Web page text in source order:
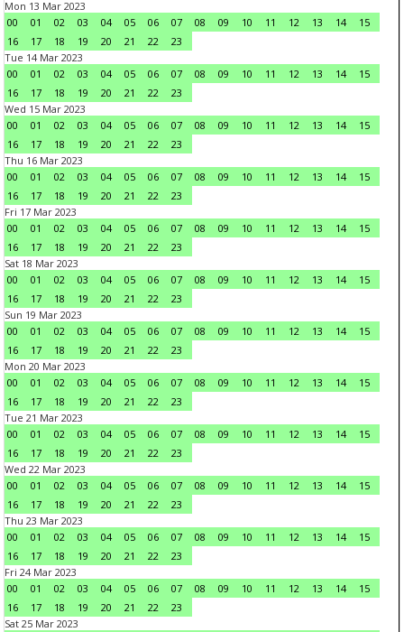
Mon 13 Mar 2023
00
01 02 03 04 05 06 07 08 09 10 11 12 13 14
15
16
17 18 19 20 21 22
23
Tue 14 Mar 2023
00
01 02 03 04 05 06 07 08 09 10 11 12 13 14
15
16
17 18 19 20 21 22
23
Wed 15 Mar 2023
00
01 02 03 04 05 06 07 08 09 10 11 12 13 14
15
16
17 18 19 20 21 22
23
Thu 16 Mar 2023
00
01 02 03 04 05 06 07 08 09 10 11 12 13 14
15
16
17 18 19 20 21 22
23
Fri 17 Mar 2023
00
01 02 03 04 05 06 07 08 09 10 11 12 13 14
15
16
17 18 19 20 21 22
23
Sat 18 Mar 2023
00
01 02 03 04 05 06 07 08 09 10 11 12 13 14
15
16
17 18 19 20 21 22
23
Sun 19 Mar 2023
00
01 02 03 04 05 06 07 08 09 10 11 12 13 14
15
16
17 18 19 20 21 22
23
Mon 20 Mar 2023
00
01 02 03 04 05 06 07 08 09 10 11 12 13 14
15
16
17 18 19 20 21 22
23
Tue 21 Mar 2023
00
01 02 03 04 05 06 07 08 09 10 11 12 13 14
15
16
17 18 19 20 21 22
23
Wed 22 Mar 2023
00
01 02 03 04 05 06 07 08 09 10 11 12 13 14
15
16
17 18 19 20 21 22
23
Thu 23 Mar 2023
00
01 02 03 04 05 06 07 08 09 10 11 12 13 14
15
16
17 18 19 20 21 22
23
Fri 24 Mar 2023
00
01 02 03 04 05 06 07 08 09 10 11 12 13 14
15
16
17 18 19 20 21 22
23
Sat 25 Mar 2023